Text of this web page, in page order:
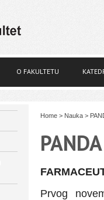
O FAKULTETU
Home > Nauka >
Prvog